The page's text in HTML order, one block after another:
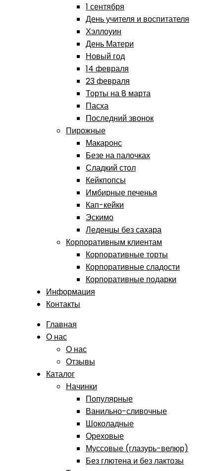
1 сентября
День учителя и воспитателя
Хэллоуин
День Матери
Новый год
14 февраля
23 февраля
Торты на 8 марта
Пасха
Последний звонок
Пирожные
Макаронс
Безе на палочках
Сладкий стол
Кейкпопсы
Имбирные печенья
Кап-кейки
Эскимо
Леденцы без сахара
Корпоративным клиентам
Корпоративные торты
Корпоративные сладости
Корпоративные подарки
Информация
Контакты
Главная
О нас
О нас
Отзывы
Каталог
Начинки
Популярные
Ванильно-сливочные
Шоколадные
Ореховые
Муссовые (глазурь-велюр)
Без глютена и без лактозы